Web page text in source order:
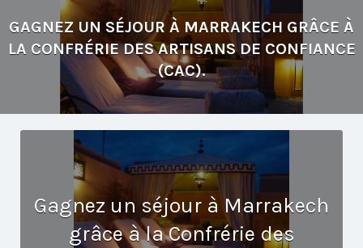
GAGNEZ UN SÉJOUR À MARRAKECH GRÂCE À
LA CONFRÉRIE DES ARTISANS DE CONFIANCE
(CAC).
Gagnez un séjour à Marrakech
grâce à la Confrérie des